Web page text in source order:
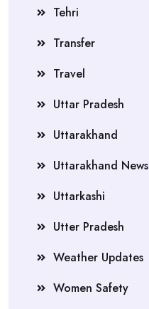
Tehri
Transfer
Travel
Uttar Pradesh
Uttarakhand
Uttarakhand News
Uttarkashi
Utter Pradesh
Weather Updates
Women Safety